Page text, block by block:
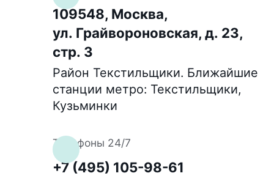
109548, Москва,
ул. Грайвороновская, д. 23,
стр. 3
Район Текстильщики. Ближайшие
станции метро: Текстильщики,
Кузьминки
Телефоны 24/7
+7 (495) 105-98-61